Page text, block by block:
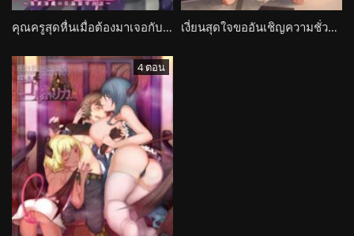
คุณครูสุดหื่นเมื่อต้องมาเจอกับซัคคิวบัสต่างโลก Ikuiku Succubus Saikyouiku เงี่ยนสุดใจขออันเชิญความชั่วร้ายซักคิวบัส Tiny Evil
4 ตอน